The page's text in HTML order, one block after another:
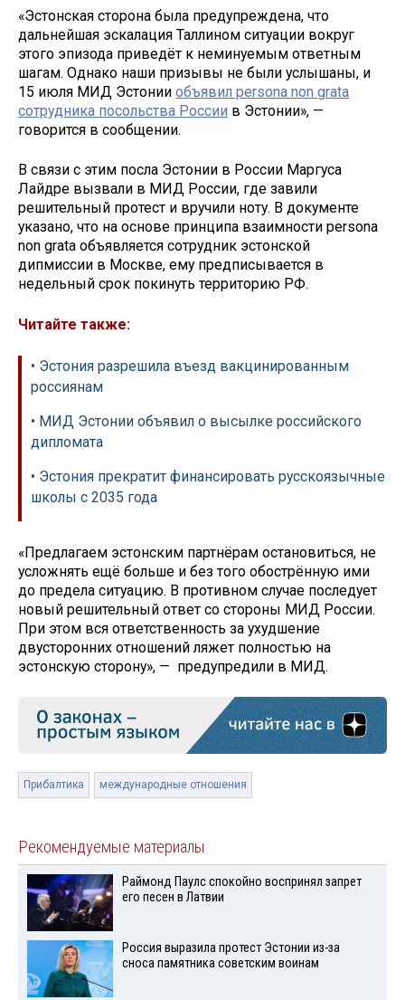
«Эстонская сторона была предупреждена, что
дальнейшая эскалация Таллином ситуации вокруг
этого эпизода приведёт к неминуемым ответным
шагам. Однако наши призывы не были услышаны, и
15 июля МИД Эстонии объявил persona non grata
сотрудника посольства России в Эстонии», —
говорится в сообщении.
В связи с этим посла Эстонии в России Маргуса
Лайдре вызвали в МИД России, где завили
решительный протест и вручили ноту. В документе
указано, что на основе принципа взаимности persona
non grata объявляется сотрудник эстонской
дипмиссии в Москве, ему предписывается в
недельный срок покинуть территорию РФ.
Читайте также:
• Эстония разрешила въезд вакцинированным
россиянам
• МИД Эстонии объявил о высылке российского
дипломата
• Эстония прекратит финансировать русскоязычные
школы с 2035 года
«Предлагаем эстонским партнёрам остановиться, не
усложнять ещё больше и без того обострённую ими
до предела ситуацию. В противном случае последует
новый решительный ответ со стороны МИД России.
При этом вся ответственность за ухудшение
двусторонних отношений ляжет полностью на
эстонскую сторону», — предупредили в МИД.
Прибалтика международные отношения
Рекомендуемые материалы
Раймонд Паулс спокойно воспринял запрет
его песен в Латвии
Россия выразила протест Эстонии из-за
сноса памятника советским воинам